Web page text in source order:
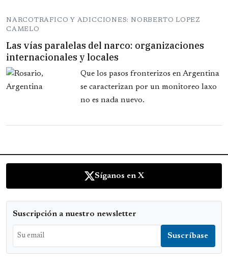
NARCOTRAFICO Y ADICCIONES: NORBERTO LOPEZ
CAMELO
Las vías paralelas del narco: organizaciones
internacionales y locales
Que los pasos fronterizos en Argentina
se caracterizan por un monitoreo laxo
no es nada nuevo.
Síganos en X
Suscripción a nuestro newsletter